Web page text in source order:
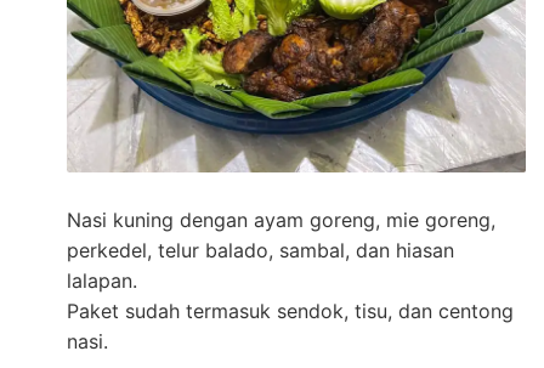
Nasi kuning dengan ayam goreng, mie goreng,
perkedel, telur balado, sambal, dan hiasan
lalapan.
Paket sudah termasuk sendok, tisu, dan centong
nasi.